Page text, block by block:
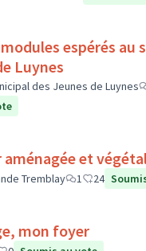
espérés au
Luynes
des Jeunes de Luynes
et
Tremblay 1 24
mon foyer